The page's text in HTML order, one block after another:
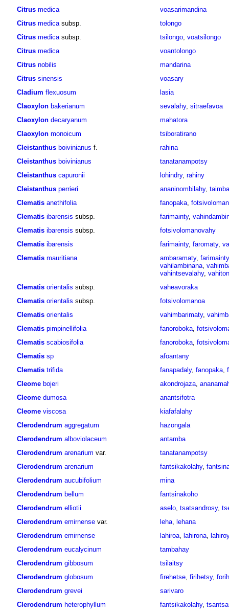
Citrus medica
voasarimandina
Citrus medicasubsp.
tolongo
Citrus medicasubsp. tsilongo, voatsilongo
Citrus medica
voantolongo
Citrus nobilis
mandarina
Citrus sinensis
voasary
Cladium flexuosum
lasia
Claoxylon bakerianum sevalahy, sitraefavoa
Claoxylon decaryanum
mahatora
Claoxylon monoicum
tsiboratirano
Cleistanthus boivinianus f.
rahina
Cleistanthus boivinianus
tanatanampotsy
Cleistanthus capuronii lohindry, rahiny
Cleistanthus perrieri ananinombilahy,
Clematis anethifolia fanopaka,
Clematis ibarensis subsp. farimainty,
Clematis ibarensis subsp.
fotsivolomanovahy
Clematis ibarensis farimainty, faromaty,
Clematis mauritiana ambaramaty, farimainty
vahilambinana,
vahintsevalahy,
Clematis orientalis subsp.
vaheavoraka
Clematis orientalis subsp.
fotsivolomanoa
Clematis orientalis vahimbarimaty,
Clematis pimpinellifolia fanoroboka,
Clematis scabiosifolia fanoroboka,
Clematis sp
afoantany
Clematis trifida fanapadaly, fanopaka,
Cleome bojeri akondrojaza,
Cleome dumosa
anantsifotra
Cleome viscosa
kiafafalahy
Clerodendrum aggregatum
hazongala
Clerodendrum alboviolaceum
antamba
Clerodendrum arenarium var.
tanatanampotsy
Clerodendrum arenarium fantsikakolahy,
Clerodendrum aucubifolium
mina
Clerodendrum bellum
fantsinakoho
Clerodendrum elliotii aselo, tsatsandrosy,
Clerodendrum emirnensevar. leha, lehana
Clerodendrum emirnense lahiroa, lahirona, lahiroy
Clerodendrum eucalycinum
tambahay
Clerodendrum gibbosum
tsilaitsy
Clerodendrum globosum firehetse, firihetsy,
Clerodendrum grevei
sarivaro
Clerodendrum heterophyllum fantsikakolahy,